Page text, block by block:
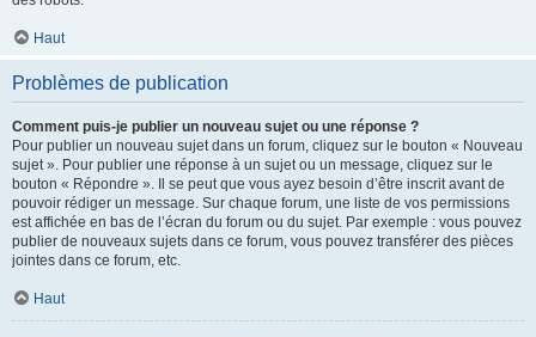
Haut
Problèmes de publication
Comment puis-je publier un nouveau sujet ou une réponse ?
Pour publier un nouveau sujet dans un forum, cliquez sur le bouton « Nouveau
sujet ». Pour publier une réponse à un sujet ou un message, cliquez sur le
bouton « Répondre ». Il se peut que vous ayez besoin d’être inscrit avant de
pouvoir rédiger un message. Sur chaque forum, une liste de vos permissions
est affichée en bas de l’écran du forum ou du sujet. Par exemple : vous pouvez
publier de nouveaux sujets dans ce forum, vous pouvez transférer des pièces
jointes dans ce forum, etc.
Haut